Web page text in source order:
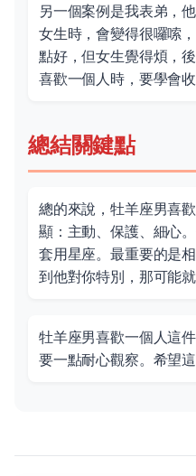
另一個案例是我表弟，
女生時，會變得很囉嗦
點好，但女生覺得煩，
喜歡一個人時，要學會收
總結關鍵點
總的來說，牡羊座男喜
顯：主動、保護、細心
套用星座。最重要的是
到他對你特別，那可能就
牡羊座男喜歡一個人這
要一點耐心觀察。希望